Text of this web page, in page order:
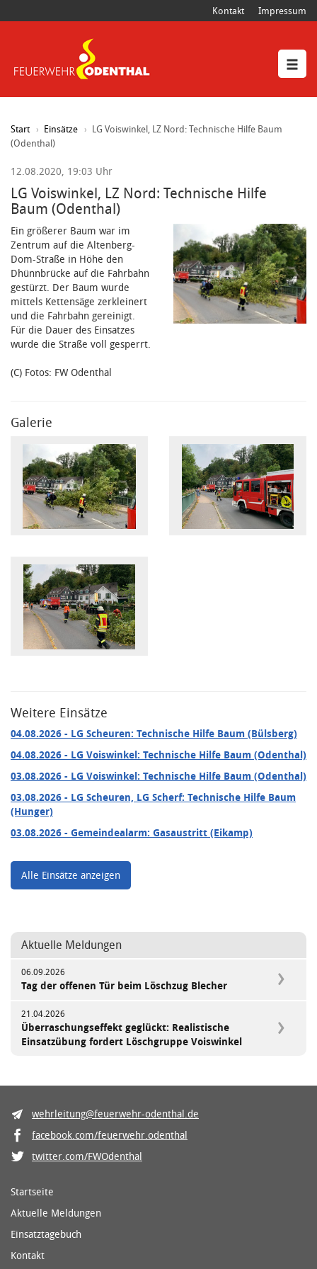
Kontakt Impressum
Start Einsätze
LG Voiswinkel, LZ Nord: Technische Hilfe Baum
(Odenthal)
12.08.2020, 19:03 Uhr
LG Voiswinkel, LZ Nord: Technische Hilfe
Baum (Odenthal)
Ein größerer Baum war im
Zentrum auf die Altenberg-
Dom-Straße in Höhe den
Dhünnbrücke auf die Fahrbahn
gestürzt. Der Baum wurde
mittels Kettensäge zerkleinert
und die Fahrbahn gereinigt.
Für die Dauer des Einsatzes
wurde die Straße voll gesperrt.
(C) Fotos: FW Odenthal
Galerie
Weitere Einsätze
04.08.2026 - LG Scheuren: Technische Hilfe Baum (Bülsberg)
04.08.2026 - LG Voiswinkel: Technische Hilfe Baum (Odenthal)
03.08.2026 - LG Voiswinkel: Technische Hilfe Baum (Odenthal)
03.08.2026 - LG Scheuren, LG Scherf: Technische Hilfe Baum
(Hunger)
03.08.2026 - Gemeindealarm: Gasaustritt (Eikamp)
Alle Einsätze anzeigen
Aktuelle Meldungen
06.09.2026
Tag der offenen Tür beim Löschzug Blecher
21.04.2026
Überraschungseffekt geglückt: Realistische
Einsatzübung fordert Löschgruppe Voiswinkel
wehrleitung@feuerwehr-odenthal.de
facebook.com/feuerwehr.odenthal
twitter.com/FWOdenthal
Startseite
Aktuelle Meldungen
Einsatztagebuch
Kontakt